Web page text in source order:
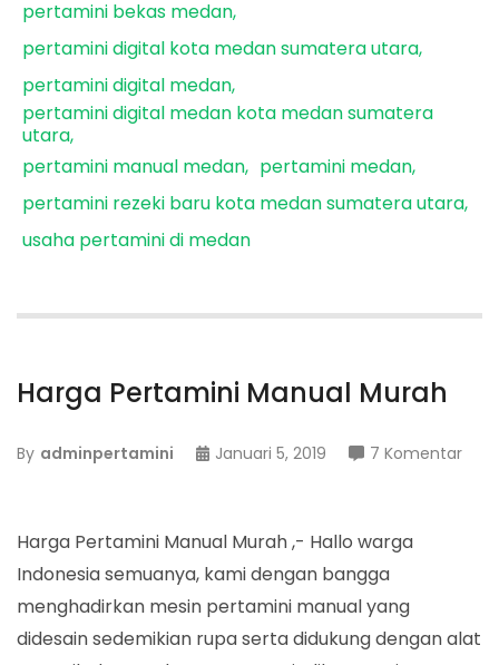
pertamini bekas medan
pertamini digital kota medan sumatera utara
pertamini digital medan
pertamini digital medan kota medan sumatera
utara
pertamini manual medan
pertamini medan
pertamini rezeki baru kota medan sumatera utara
usaha pertamini di medan
Harga Pertamini Manual Murah
By adminpertamini Januari 5, 2019 7 Komentar
Harga Pertamini Manual Murah ,- Hallo warga
Indonesia semuanya, kami dengan bangga
menghadirkan mesin pertamini manual yang
didesain sedemikian rupa serta didukung dengan alat